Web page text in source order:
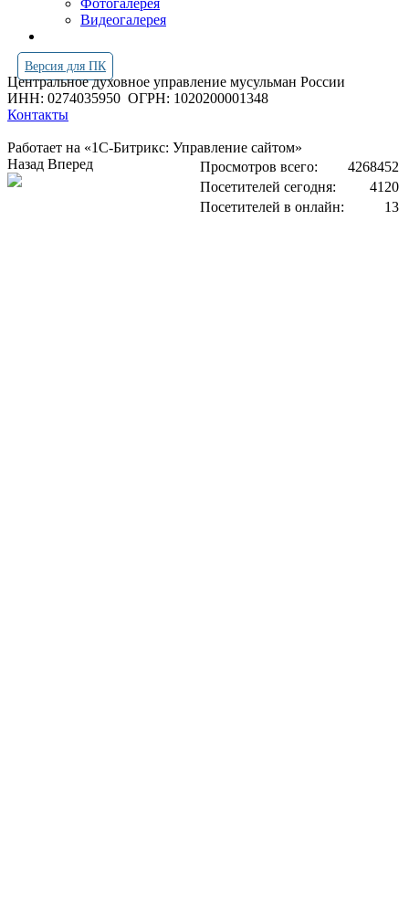
Фотогалерея
Видеогалерея
Версия для ПК
Центральное духовное управление мусульман России
ИНН: 0274035950 ОГРН: 1020200001348
Контакты
Работает на «1С-Битрикс: Управление сайтом»
Просмотров всего:
4268452
Посетителей сегодня:
4120
Посетителей в онлайн:
13
Назад Вперед